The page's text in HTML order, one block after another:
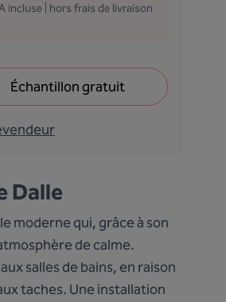
incluse | hors frais de livraison
Échantillon gratuit
Dalle
moderne qui, grâce à son
de calme.
salles de bains, en raison
taches. Une installation